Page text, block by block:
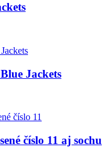
Jackets
číslo 11 aj sochu